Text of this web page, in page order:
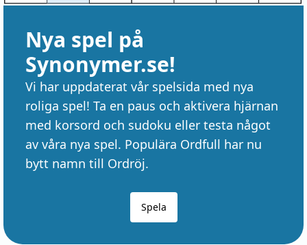
Nya spel på
Synonymer.se!
Vi har uppdaterat vår spelsida med nya
roliga spel! Ta en paus och aktivera hjärnan
med korsord och sudoku eller testa något
av våra nya spel. Populära Ordfull har nu
bytt namn till Ordröj.
Spela